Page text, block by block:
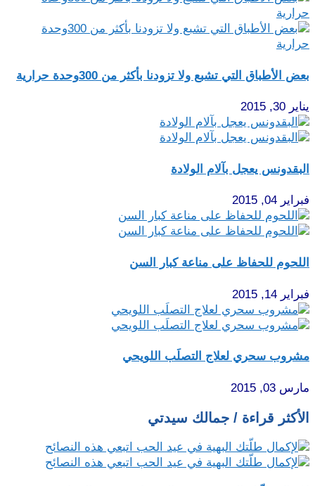
بعض الأطباق التي تشبع ولا تزودنا بأكثر من 300وحدة حرارية
يناير 30, 2015
البقدونس يعجل بآلام الولادة
فبراير 04, 2015
اللحوم للحفاظ على مناعة كبار السن
فبراير 14, 2015
مشروب سحري لعلاج التصلَب اللويحي
مارس 03, 2015
الأكثر قراءة / جمالك سيدتي